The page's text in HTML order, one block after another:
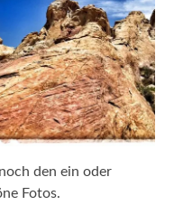
den ein oder
Fotos.